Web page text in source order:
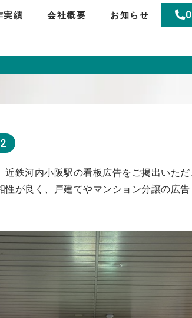
実績 会社概要 お知らせ
近鉄河内小阪駅の看板広告をご掲出いただ
が良く、戸建てやマンション分譲の広